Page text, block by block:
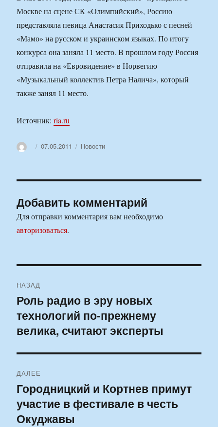
Москве на сцене СК «Олимпийский», Россию
представляла певица Анастасия Приходько с песней
«Мамо» на русском и украинском языках. По итогу
конкурса она заняла 11 место. В прошлом году Россия
отправила на «Евровидение» в Норвегию
«Музыкальный коллектив Петра Налича», который
также занял 11 место.
Источник:ria.ru
АвторОпубликовано
07.05.2011 Рубрики
Новости
Добавить комментарий
Для отправки комментария вам необходимо
авторизоваться.
по
записям
НАЗАД
Предыдущая
запись:
Роль радио в эру новых
технологий по-прежнему
велика, считают эксперты
ДАЛЕЕ
Следующая
запись:
Городницкий и Кортнев примут
участие в фестивале в честь
Окуджавы